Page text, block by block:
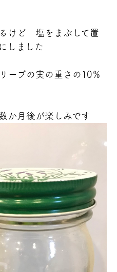
けど 塩をまぶして置
しました
ーブの実の重さの10％
月後が楽しみです